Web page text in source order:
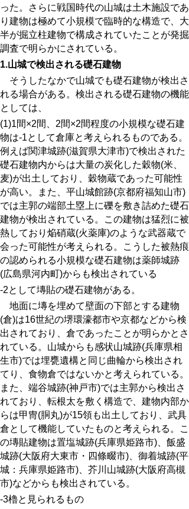
った。さらに戦国時代の山城は土木施設であ
り建物は極めて小規模で臨時的な構造で、大
半が掘立柱建物で構成されていたことが発掘
調査で明らかにされている。
1.山城で検出される礎石建物
そうしたなかで山城でも礎石建物が検出さ
れる場合がある。検出される礎石建物の機能
としては、
(1)1間×2間、 2間×2間程度の小規模な礎石建
物は-1として倉庫と考えられるものである。
例えば関津城跡(滋賀県大津市)で検出された
礎石建物内からは大量の炭化した穀物(米、
麦)が出土しており、穀物蔵であった可能性
が高い。また、平山城館跡(京都府福知山市)
では主郭の端部土塁上に礫を敷き詰めた礎石
建物が検出されている。この建物は猛烈に被
熱しており焔硝蔵(火薬庫)のような武器蔵で
会った可能性が考えられる。こうした被熱痕
の認められる小規模な礎石建物は薬師城跡
(広島県河内町)からも検出されている
-2として塼貼の礎石建物がある。
地面に塼を埋めて壁面の下部とする建物
(倉)は16世紀の堺環濠都市や京都などから検
出されており、倉であったことが明らかとさ
れている。山城からも感状山城跡(兵庫県相
生市)では埋甕遺構と同じ曲輪から検出され
てり、食物倉ではないかと考えられている。
また、端谷城跡(神戸市)では主郭から検出さ
れており、転根太を敷く構造で、建物内部か
らは甲冑(胴丸)が15領も出土しており、武具
倉として機能していたものと考えられる。こ
の塼貼建物は置塩城跡(兵庫県姫路市)、飯盛
城跡(大阪府大東市・四條畷市)、御着城跡(平
城：兵庫県姫路市)、芥川山城跡(大阪府高槻
市)などからも検出されている。
-3櫓と見られるもの